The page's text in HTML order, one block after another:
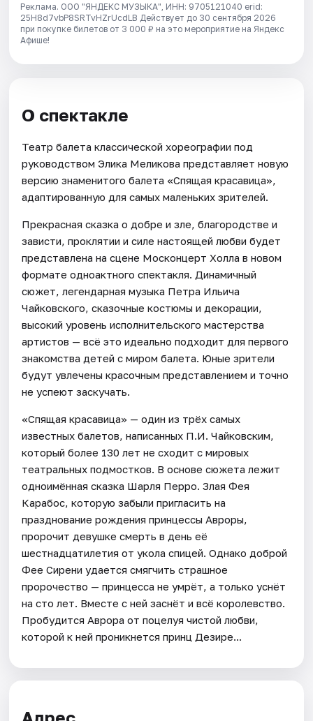
Реклама. ООО "ЯНДЕКС МУЗЫКА", ИНН: 9705121040 erid:
25H8d7vbP8SRTvHZrUcdLB Действует до 30 сентября 2026
при покупке билетов от 3 000 ₽ на это мероприятие на Яндекс
Афише!
О спектакле
Театр балета классической хореографии под
руководством Элика Меликова представляет новую
версию знаменитого балета «Спящая красавица»,
адаптированную для самых маленьких зрителей.
Прекрасная сказка о добре и зле, благородстве и
зависти, проклятии и силе настоящей любви будет
представлена на сцене Москонцерт Холла в новом
формате одноактного спектакля. Динамичный
сюжет, легендарная музыка Петра Ильича
Чайковского, сказочные костюмы и декорации,
высокий уровень исполнительского мастерства
артистов — всё это идеально подходит для первого
знакомства детей с миром балета. Юные зрители
будут увлечены красочным представлением и точно
не успеют заскучать.
«Спящая красавица» — один из трёх самых
известных балетов, написанных П.И. Чайковским,
который более 130 лет не сходит с мировых
театральных подмостков. В основе сюжета лежит
одноимённая сказка Шарля Перро. Злая Фея
Карабос, которую забыли пригласить на
празднование рождения принцессы Авроры,
пророчит девушке смерть в день её
шестнадцатилетия от укола спицей. Однако доброй
Фее Сирени удается смягчить страшное
пророчество — принцесса не умрёт, а только уснёт
на сто лет. Вместе с ней заснёт и всё королевство.
Пробудится Аврора от поцелуя чистой любви,
которой к ней проникнется принц Дезире...